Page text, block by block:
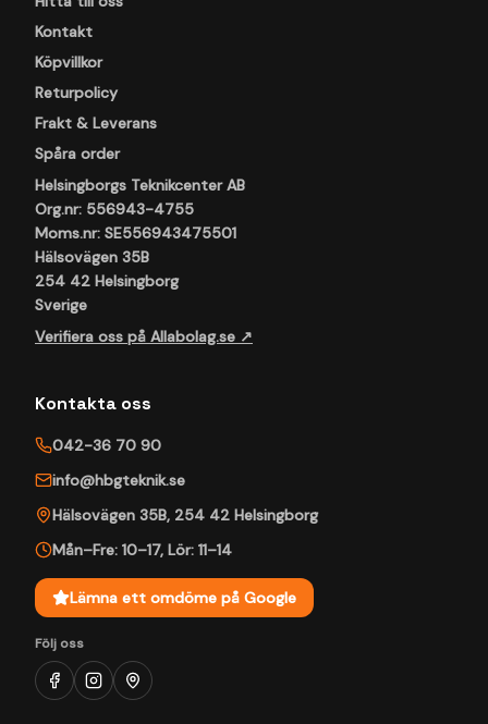
Kontakt
Köpvillkor
Returpolicy
Frakt & Leverans
Spåra order
Helsingborgs Teknikcenter AB
Org.nr: 556943-4755
Moms.nr: SE556943475501
Hälsovägen 35B
254 42 Helsingborg
Sverige
Verifiera oss på Allabolag.se ↗
Kontakta oss
042-36 70 90
info@hbgteknik.se
Hälsovägen 35B, 254 42 Helsingborg
Mån–Fre: 10–17, Lör: 11–14
Lämna ett omdöme på Google
Följ oss